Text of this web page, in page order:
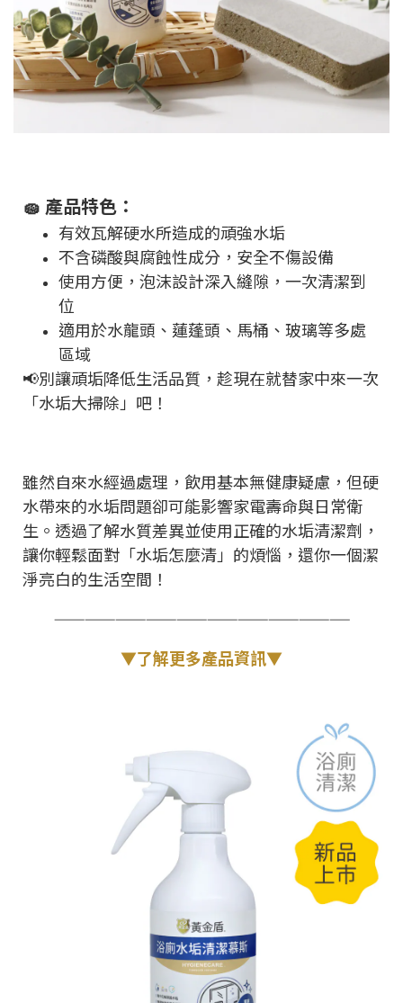
🧽 產品特色：
有效瓦解硬水所造成的頑強水垢
不含磷酸與腐蝕性成分，安全不傷設備
使用方便，泡沫設計深入縫隙，一次清潔到
位
適用於水龍頭、蓮蓬頭、馬桶、玻璃等多處
區域
📢別讓頑垢降低生活品質，趁現在就替家中來一次
「水垢大掃除」吧！
雖然自來水經過處理，飲用基本無健康疑慮，但硬
水帶來的水垢問題卻可能影響家電壽命與日常衛
生。透過了解水質差異並使用正確的水垢清潔劑，
讓你輕鬆面對「水垢怎麼清」的煩惱，還你一個潔
淨亮白的生活空間！
—————————————————————————————
▼了解更多產品資訊▼